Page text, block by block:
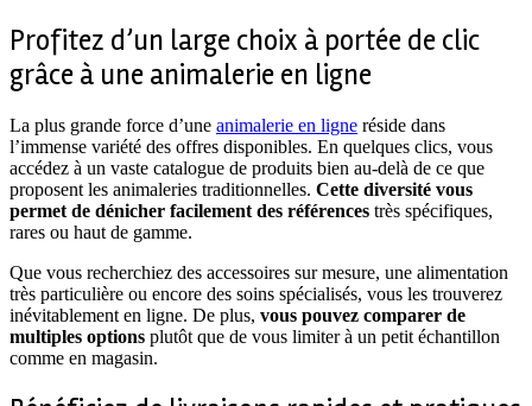
Profitez d’un large choix à portée de clic
grâce à une animalerie en ligne
La plus grande force d’une animalerie en ligne réside dans
l’immense variété des offres disponibles. En quelques clics, vous
accédez à un vaste catalogue de produits bien au-delà de ce que
proposent les animaleries traditionnelles. Cette diversité vous
permet de dénicher facilement des références très spécifiques,
rares ou haut de gamme.
Que vous recherchiez des accessoires sur mesure, une alimentation
très particulière ou encore des soins spécialisés, vous les trouverez
inévitablement en ligne. De plus, vous pouvez comparer de
multiples options plutôt que de vous limiter à un petit échantillon
comme en magasin.